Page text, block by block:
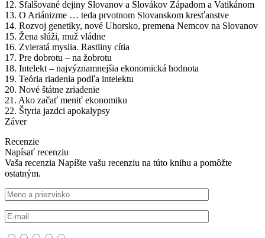
12. Sfalšované dejiny Slovanov a Slovákov Západom a Vatikánom
13. O Ariánizme … teda prvotnom Slovanskom kresťanstve
14. Rozvoj genetiky, nové Uhorsko, premena Nemcov na Slovanov
15. Žena slúži, muž vládne
16. Zvieratá myslia. Rastliny cítia
17. Pre dobrotu – na žobrotu
18. Intelekt – najvýznamnejšia ekonomická hodnota
19. Teória riadenia podľa intelektu
20. Nové štátne zriadenie
21. Ako začať meniť ekonomiku
22. Štyria jazdci apokalypsy
Záver
Recenzie
Napísať recenziu
Vaša recenzia Napíšte vašu recenziu na túto knihu a pomôžte
ostatným.